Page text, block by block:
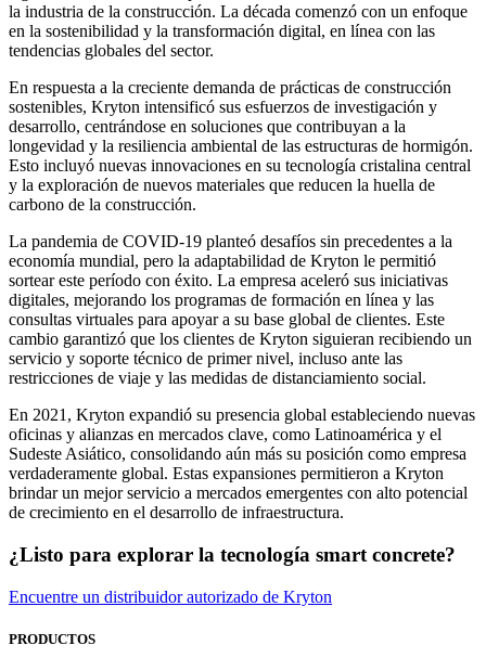
la industria de la construcción. La década comenzó con un enfoque
en la sostenibilidad y la transformación digital, en línea con las
tendencias globales del sector.
En respuesta a la creciente demanda de prácticas de construcción
sostenibles, Kryton intensificó sus esfuerzos de investigación y
desarrollo, centrándose en soluciones que contribuyan a la
longevidad y la resiliencia ambiental de las estructuras de hormigón.
Esto incluyó nuevas innovaciones en su tecnología cristalina central
y la exploración de nuevos materiales que reducen la huella de
carbono de la construcción.
La pandemia de COVID-19 planteó desafíos sin precedentes a la
economía mundial, pero la adaptabilidad de Kryton le permitió
sortear este período con éxito. La empresa aceleró sus iniciativas
digitales, mejorando los programas de formación en línea y las
consultas virtuales para apoyar a su base global de clientes. Este
cambio garantizó que los clientes de Kryton siguieran recibiendo un
servicio y soporte técnico de primer nivel, incluso ante las
restricciones de viaje y las medidas de distanciamiento social.
En 2021, Kryton expandió su presencia global estableciendo nuevas
oficinas y alianzas en mercados clave, como Latinoamérica y el
Sudeste Asiático, consolidando aún más su posición como empresa
verdaderamente global. Estas expansiones permitieron a Kryton
brindar un mejor servicio a mercados emergentes con alto potencial
de crecimiento en el desarrollo de infraestructura.
¿Listo para explorar la tecnología smart concrete?
Encuentre un distribuidor autorizado de Kryton
PRODUCTOS